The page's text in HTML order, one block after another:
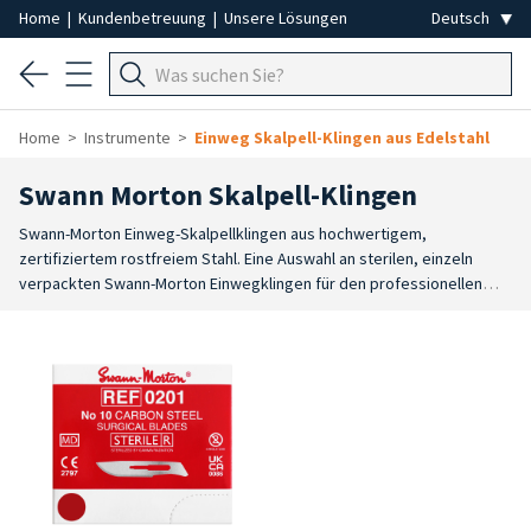
Home | Kundenbetreuung | Unsere Lösungen
Home Instrumente Einweg Skalpell-Klingen aus Edelstahl
Swann Morton Skalpell-Klingen
Swann-Morton Einweg-Skalpellklingen aus hochwertigem,
zertifiziertem rostfreiem Stahl. Eine Auswahl an sterilen, einzeln
verpackten Swann-Morton Einwegklingen für den professionellen
beim Schneiden ausgelegt sind. Jede Swann Morton Klinge ist
einzeln verpackt und steril, um die für den professionellen Einsatz
erforderlichen hygienischen Bedingungen zu gewährleisten. Dank der
Qualität des verwendeten Stahls gewährleisten diese Klingen einen
gleichmäßigen und schnellen Schnitt, ideal für die effektive
Entfernung von Hyperkeratose. Hochwertiges Material: Klingen aus